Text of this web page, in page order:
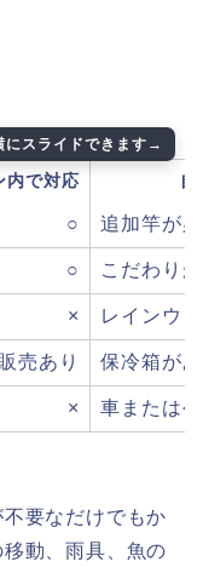
内で対応
○ 追加竿が
○ こだわり
× レインウ
売あり 保冷箱が
× 車または
要なだけでもか
動、雨具、魚の